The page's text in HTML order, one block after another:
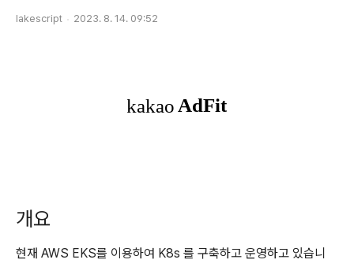
lakescript 2023. 8. 14. 09:52
개요
현재 AWS EKS를 이용하여 K8s 를 구축하고 운영하고 있습니